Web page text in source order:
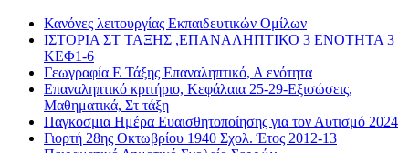
Κανόνες λειτουργίας Εκπαιδευτικών Ομίλων
ΙΣΤΟΡΙΑ ΣΤ ΤΑΞΗΣ ,ΕΠΑΝΑΛΗΠΤΙΚΟ 3 ΕΝΟΤΗΤΑ 3
ΚΕΦ1-6
Γεωγραφία Ε Τάξης Επαναληπτικό, Α ενότητα
Επαναληπτικό κριτήριο, Κεφάλαια 25-29-Εξισώσεις,
Μαθηματικά, Στ τάξη
Παγκοσμια Ημέρα Ευαισθητοποίησης για τον Αυτισμό 2024
Γιορτή 28ης Οκτωβρίου 1940 Σχολ. Έτος 2012-13